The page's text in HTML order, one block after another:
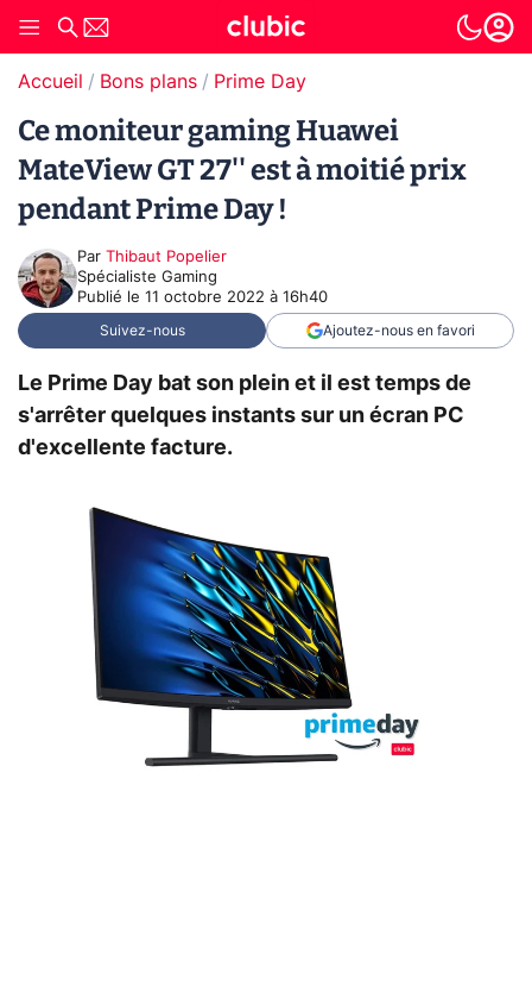
Accueil Bons plans Prime Day
Ce moniteur gaming Huawei
MateView GT 27'' est à moitié prix
pendant Prime Day !
Par Thibaut Popelier
Spécialiste Gaming
Publié le 11 octobre 2022 à 16h40
Suivez-nous Ajoutez-nous en favori
Le Prime Day bat son plein et il est temps de
s'arrêter quelques instants sur un écran PC
d'excellente facture.